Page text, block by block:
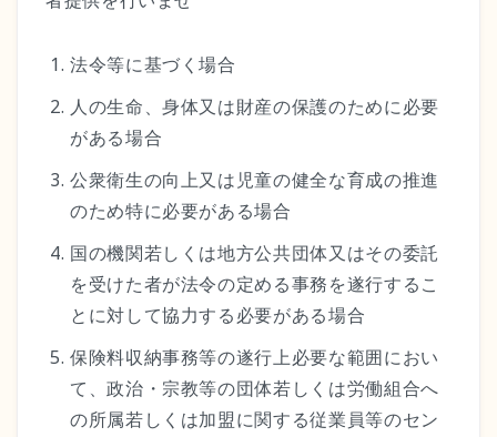
法令等に基づく場合
人の生命、身体又は財産の保護のために必要
がある場合
公衆衛生の向上又は児童の健全な育成の推進
のため特に必要がある場合
国の機関若しくは地方公共団体又はその委託
を受けた者が法令の定める事務を遂行するこ
とに対して協力する必要がある場合
保険料収納事務等の遂行上必要な範囲におい
て、政治・宗教等の団体若しくは労働組合へ
の所属若しくは加盟に関する従業員等のセン